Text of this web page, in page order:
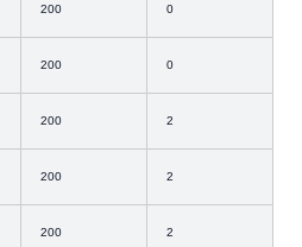
200 0
200 0
200 2
200 2
200 2